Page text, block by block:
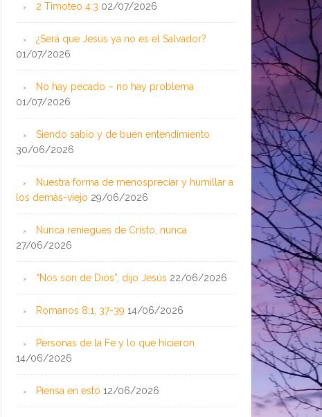
2 Timoteo 4:3 02/07/2026
¿Será que Jesús ya no es el Salvador?
01/07/2026
No hay pecado – no hay problema
01/07/2026
Siendo sabio y de buen entendimiento
30/06/2026
Nuestra forma de menospreciar y humillar a
los demás-viejo 29/06/2026
Nunca reniegues de Cristo, nunca
27/06/2026
“Nos son de Dios”, dijo Jesús 22/06/2026
Romanos 8:1, 37-39 14/06/2026
Personas de la Fe y lo que hicieron
14/06/2026
Piensa en esto 12/06/2026